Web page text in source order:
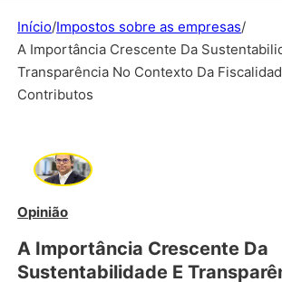
Início/Impostos sobre as empresas/
A Importância Crescente Da
Transparência No Contexto Da
Contributos
Opinião
A Importância Crescente Da
Sustentabilidade E